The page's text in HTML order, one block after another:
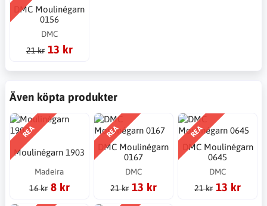
DMC Moulinégarn
0156
DMC
21 kr 13 kr
Även köpta produkter
REA
Moulinégarn 1903
Madeira
16 kr 8 kr
REA
DMC Moulinégarn
0167
DMC
21 kr 13 kr
REA
DMC Moulinégarn
0645
DMC
21 kr 13 kr